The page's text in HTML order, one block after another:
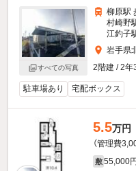
すべての写真
柳原駅
村崎野
江釣子
岩手県
2階建 / 2年
駐車場あり 宅配ボックス
5.5万円
（管理費
敷 55,000円